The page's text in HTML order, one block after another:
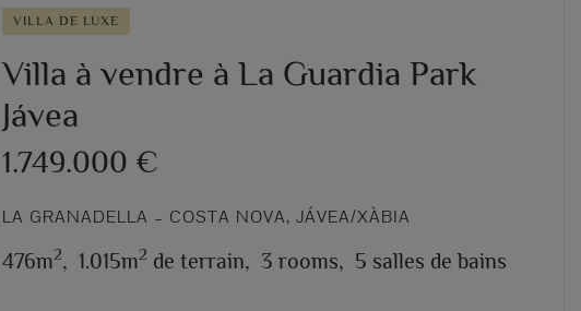
VILLA DE LUXE
Villa à vendre à La Guardia Park
Jávea
1.749.000 €
LA GRANADELLA – COSTA NOVA, JÁVEA/XÀBIA
476m2, 1.015m2 de terrain, 3 rooms, 5 salles de bains